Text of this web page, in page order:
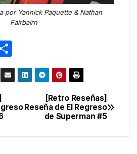
por Yannick Paquette & Nathan
Fairbairn
o
m
ar
[Retro Reseñas]
Reseña de El Regreso
de Superman #5